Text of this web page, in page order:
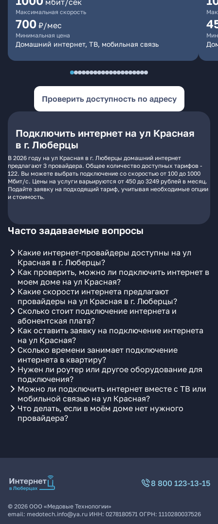
мбит/сек
Максимальная скорость
700 ₽/мес
Минимальная цена
Домашний интернет, ТВ, мобильная связь
Проверить доступность по адресу
Подключить интернет на ул Красная
в г. Люберцы
В 2026 году на ул Красная в г. Люберцы домашний интернет
предлагают 3 провайдера. Общее количество доступных тарифов -
122. Вы можете выбрать подключение со скоростью от 100 до 1000
Мбит/с. Цены на услуги варьируются от 450 до 3249 рублей в месяц.
Подайте заявку на подходящий тариф, учитывая необходимые опции
и стоимость.
Часто задаваемые вопросы
Какие интернет-провайдеры доступны на ул
Красная в г. Люберцы?
Как проверить, можно ли подключить интернет в
моем доме на ул Красная?
Какие скорости интернета предлагают
провайдеры на ул Красная в г. Люберцы?
Сколько стоит подключение интернета и
абонентская плата?
Как оставить заявку на подключение интернета
на ул Красная?
Сколько времени занимает подключение
интернета в квартиру?
Нужен ли роутер или другое оборудование для
подключения?
Можно ли подключить интернет вместе с ТВ или
мобильной связью на ул Красная?
Что делать, если в моём доме нет нужного
провайдера?
8 800 123-13-15
© 2026 ООО «Медовые Технологии»
email: medotech.info@ya.ru ИНН: 0278180571 ОГРН: 1110280037526